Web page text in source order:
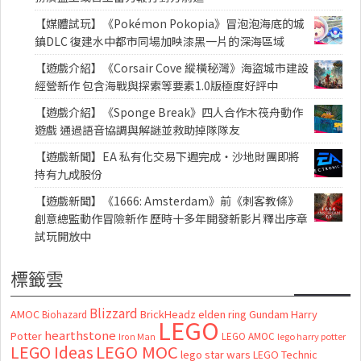
【媒體試玩】《Pokémon Pokopia》冒泡泡海底的城
鎮DLC 復建水中都市同場加映漆黑一片的深海區域
【遊戲介紹】《Corsair Cove 縱橫秘灣》海盜城市建設
經營新作 包含海戰與探索等要素1.0版極度好評中
【遊戲介紹】《Sponge Break》四人合作木筏舟動作
遊戲 通過語音協調與解謎並救助掉隊隊友
【遊戲新聞】EA 私有化交易下週完成・沙地財團即將
持有九成股份
【遊戲新聞】《1666: Amsterdam》前《刺客教條》
創意總監動作冒險新作 歷時十多年開發新影片釋出序章
試玩開放中
標籤雲
AMOC Biohazard Blizzard BrickHeadz elden ring Gundam Harry
Potter hearthstone Iron Man LEGO LEGO AMOC lego harry potter
LEGO Ideas LEGO MOC lego star wars LEGO Technic